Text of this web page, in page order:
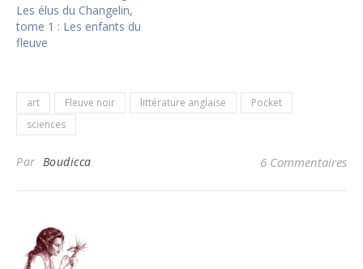
Les élus du Changelin,
tome 1 : Les enfants du
fleuve
art Fleuve noir littérature anglaise
Pocket
sciences
Par Boudicca 6 Commentaires